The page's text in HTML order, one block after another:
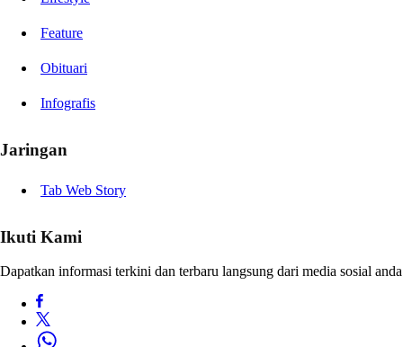
Feature
Obituari
Infografis
Jaringan
Tab Web Story
Ikuti Kami
Dapatkan informasi terkini dan terbaru langsung dari media sosial anda